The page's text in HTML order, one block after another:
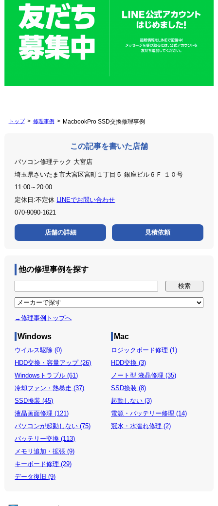
トップ 修理事例 MacbookPro SSD交換修理事例
この記事を書いた店舗
パソコン修理テック 大宮店
埼玉県さいたま市大宮区宮町１丁目５ 銀座ビル６Ｆ １０号
11:00～20:00
定休日:不定休 LINEでお問い合わせ
070-9090-1621
店舗の詳細 見積依頼
他の修理事例を探す
→修理事例トップへ
Windows
ウイルス駆除 (0)
HDD交換・容量アップ (26)
Windowsトラブル (61)
冷却ファン・熱暴走 (37)
SSD換装 (45)
液晶画面修理 (121)
パソコンが起動しない (75)
バッテリー交換 (113)
メモリ追加・拡張 (9)
キーボード修理 (29)
データ復旧 (9)
Mac
ロジックボード修理 (1)
HDD交換 (3)
ノート型 液晶修理 (35)
SSD換装 (8)
起動しない (3)
電源・バッテリー修理 (14)
冠水・水濡れ修理 (2)